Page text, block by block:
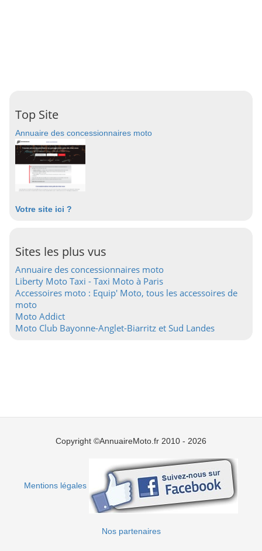
Top Site
Annuaire des concessionnaires moto
Votre site ici ?
Sites les plus vus
Annuaire des concessionnaires moto
Liberty Moto Taxi - Taxi Moto à Paris
Accessoires moto : Equip' Moto, tous les accessoires de
moto
Moto Addict
Moto Club Bayonne-Anglet-Biarritz et Sud Landes
Copyright ©AnnuaireMoto.fr 2010 - 2026
Mentions légales
Nos partenaires